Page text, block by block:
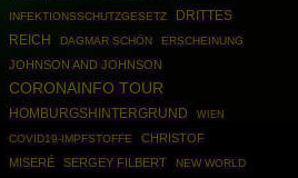
INFEKTIONSSCHUTZGESETZ
DRITTES
REICH
DAGMAR SCHÖN ERSCHEINUNG
JOHNSON AND JOHNSON
CORONAINFO TOUR
HOMBURGSHINTERGRUND WIEN
COVID19-IMPFSTOFFE
CHRISTOF
MISERÉ
SERGEY FILBERT
NEW WORLD